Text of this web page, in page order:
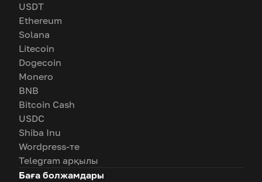
USDT
Ethereum
Solana
Litecoin
Dogecoin
Monero
BNB
Bitcoin Cash
USDC
Shiba Inu
Wordpress-те
Telegram арқылы
Баға болжамдары